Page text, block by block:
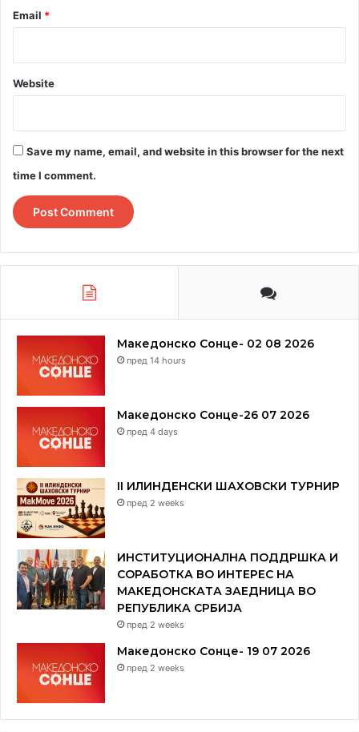
Email *
Website
Save my name, email, and website in this browser for the next
time I comment.
Македонско Сонце- 02 08 2026
пред 14 hours
Македонско Сонце-26 07 2026
пред 4 days
II ИЛИНДЕНСКИ ШАХОВСКИ ТУРНИР
пред 2 weeks
ИНСТИТУЦИОНАЛНА ПОДДРШКА И
СОРАБОТКА ВО ИНТЕРЕС НА
МАКЕДОНСКАТА ЗАЕДНИЦА ВО
РЕПУБЛИКА СРБИЈА
пред 2 weeks
Македонско Сонце- 19 07 2026
пред 2 weeks